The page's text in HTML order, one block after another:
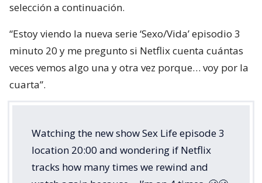
selección a continuación.
“Estoy viendo la nueva serie ‘Sexo/Vida’ episodio 3
minuto 20 y me pregunto si Netflix cuenta cuántas
veces vemos algo una y otra vez porque… voy por la
cuarta”.
Watching the new show Sex Life episode 3
location 20:00 and wondering if Netflix
tracks how many times we rewind and